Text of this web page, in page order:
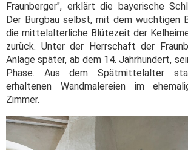
Fraunberger", erklärt die bayerische
Der Burgbau selbst, mit dem wuchtigen
die mittelalterliche Blütezeit der
zurück. Unter der Herrschaft der
Anlage später, ab dem 14. Jahrhundert,
Phase. Aus dem Spätmittelalter
erhaltenen Wandmalereien im
Zimmer.